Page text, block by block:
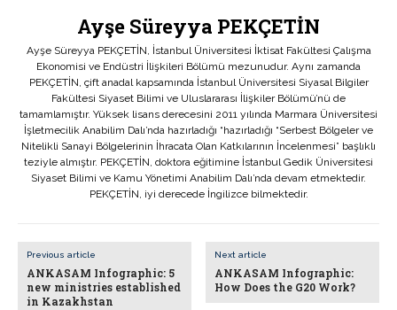
Ayşe Süreyya PEKÇETİN
Ayşe Süreyya PEKÇETİN, İstanbul Üniversitesi İktisat Fakültesi Çalışma
Ekonomisi ve Endüstri İlişkileri Bölümü mezunudur. Aynı zamanda
PEKÇETİN, çift anadal kapsamında İstanbul Üniversitesi Siyasal Bilgiler
Fakültesi Siyaset Bilimi ve Uluslararası İlişkiler Bölümü’nü de
tamamlamıştır. Yüksek lisans derecesini 2011 yılında Marmara Üniversitesi
İşletmecilik Anabilim Dalı’nda hazırladığı “hazırladığı “Serbest Bölgeler ve
Nitelikli Sanayi Bölgelerinin İhracata Olan Katkılarının İncelenmesi” başlıklı
teziyle almıştır. PEKÇETİN, doktora eğitimine İstanbul Gedik Üniversitesi
Siyaset Bilimi ve Kamu Yönetimi Anabilim Dalı’nda devam etmektedir.
PEKÇETİN, iyi derecede İngilizce bilmektedir.
Previous article
ANKASAM Infographic: 5
new ministries established
in Kazakhstan
Next article
ANKASAM Infographic:
How Does the G20 Work?